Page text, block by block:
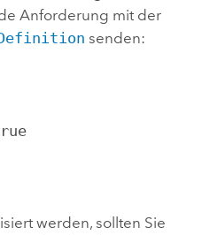
Anforderung mit der
senden:
werden, sollten Sie